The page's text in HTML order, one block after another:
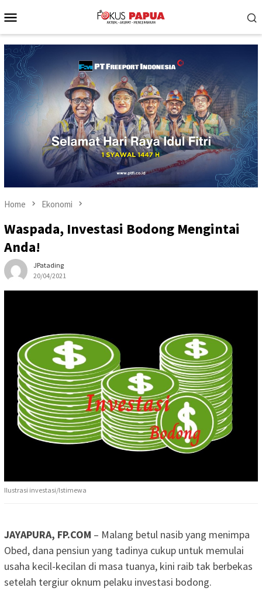
to
Menu
Home Ekonomi
Waspada, Investasi Bodong Mengintai
Anda!
JPatading
20/04/2021
Ilustrasi investasi/Istimewa
JAYAPURA, FP.COM – Malang betul nasib yang menimpa
Obed, dana pensiun yang tadinya cukup untuk memulai
usaha kecil-kecilan di masa tuanya, kini raib tak berbekas
setelah tergiur oknum pelaku investasi bodong.